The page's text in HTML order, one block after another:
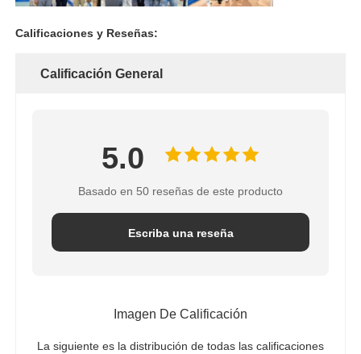
Calificaciones y Reseñas:
Calificación General
5.0
Basado en 50 reseñas de este producto
Escriba una reseña
Imagen De Calificación
La siguiente es la distribución de todas las calificaciones